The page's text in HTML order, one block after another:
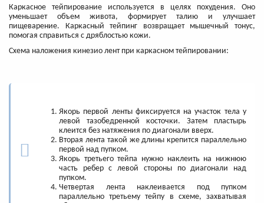
Каркасное тейпирование используется в целях похудения. Оно
уменьшает объем живота, формирует талию и улучшает
пищеварение. Каркасный тейпинг возвращает мышечный тонус,
помогая справиться с дряблостью кожи.
Схема наложения кинезио лент при каркасном тейпировании:
Якорь первой ленты фиксируется на участок тела у
левой тазобедренной косточки. Затем пластырь
клеится без натяжения по диагонали вверх.
Вторая лента такой же длины крепится параллельно
первой над пупком.
Якорь третьего тейпа нужно наклеить на нижнюю
часть ребер с левой стороны по диагонали над
пупком.
Четвертая лента наклеивается под пупком
параллельно третьему тейпу в схеме, захватывая